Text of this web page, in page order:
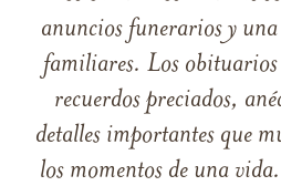
anuncios funerarios y
familiares. Los
recuerdos preciados,
detalles importantes que
los momentos de una